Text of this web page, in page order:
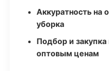
Аккуратность на
уборка
Подбор и
оптовым ценам